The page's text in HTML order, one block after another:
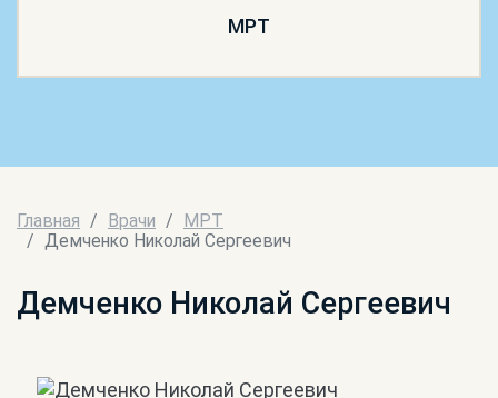
МРТ
Главная Врачи
МРТ
Демченко Николай Сергеевич
Демченко Николай Сергеевич